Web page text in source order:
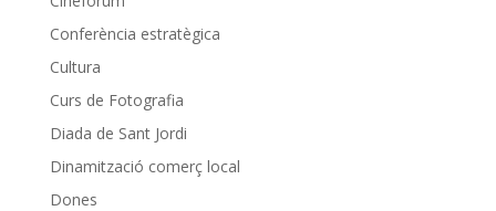
Conferència estratègica
Cultura
Curs de Fotografia
Diada de Sant Jordi
Dinamització comerç local
Dones